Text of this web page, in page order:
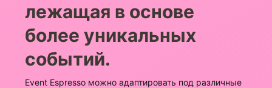
лежащая в основе
более уникальных
событий.
Event Espresso можно адаптировать под различные